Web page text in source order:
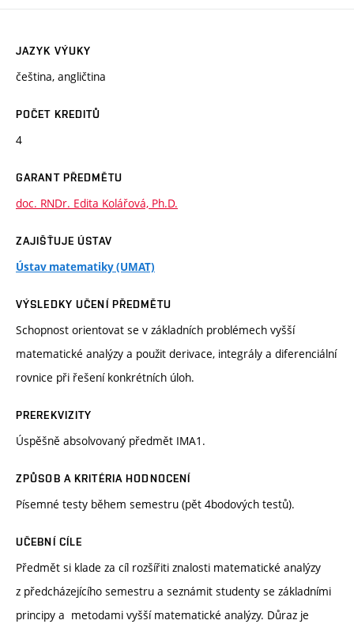
JAZYK VÝUKY
čeština, angličtina
POČET KREDITŮ
4
GARANT PŘEDMĚTU
doc. RNDr. Edita Kolářová, Ph.D.
ZAJIŠŤUJE ÚSTAV
Ústav matematiky (UMAT)
VÝSLEDKY UČENÍ PŘEDMĚTU
Schopnost orientovat se v základních problémech vyšší
matematické analýzy a použit derivace, integrály a diferenciální
rovnice při řešení konkrétních úloh.
PREREKVIZITY
Úspěšně absolvovaný předmět IMA1.
ZPŮSOB A KRITÉRIA HODNOCENÍ
Písemné testy během semestru (pět 4bodových testů).
UČEBNÍ CÍLE
Předmět si klade za cíl rozšířiti znalosti matematické analýzy
z předcházejícího semestru a seznámit studenty se základními
principy a metodami vyšší matematické analýzy. Důraz je